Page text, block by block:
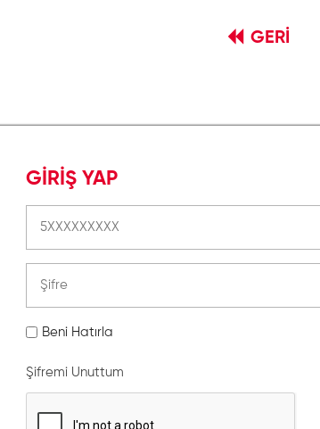
GERİ
GİRİŞ YAP
Beni Hatırla
Şifremi Unuttum